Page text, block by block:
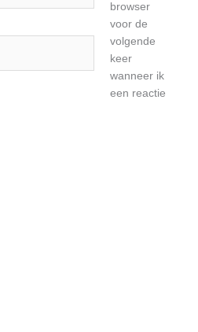
browser
voor de
volgende
keer
wanneer ik
een reactie